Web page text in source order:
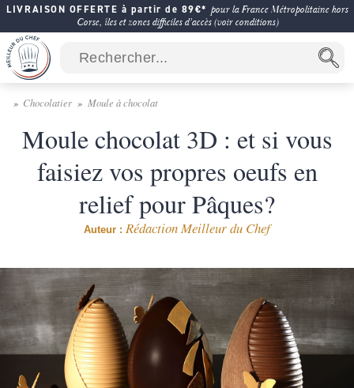
LIVRAISON OFFERTE à partir de 89€* pour la France Métropolitaine hors
Corse, îles et zones difficiles d'accès (voir conditions)
Chocolatier Moule à chocolat
Moule chocolat 3D : et si vous
faisiez vos propres oeufs en
relief pour Pâques?
Auteur : Rédaction Meilleur du Chef